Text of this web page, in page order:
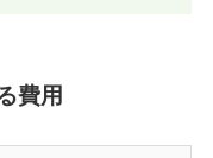
費用